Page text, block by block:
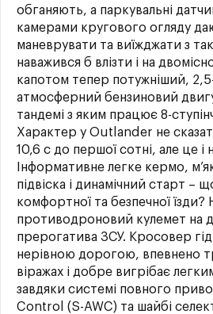
обганяють, а паркувальні
камерами кругового огляду
маневрувати та виїжджати з
наважився б влізти і на
капотом тепер потужніший,
атмосферний бензиновий
тандемі з яким працює 8-
Характер у Outlander не
10,6 с до першої сотні, але це
Інформативне легке кермо,
підвіска і динамічний старт –
комфортної та безпечної їзди?
противодроновий кулемет на
прерогатива ЗСУ. Кросовер
нерівною дорогою, впевнено
віражах і добре вигрібає
завдяки системі повного
Control (S-AWC) та шайбі